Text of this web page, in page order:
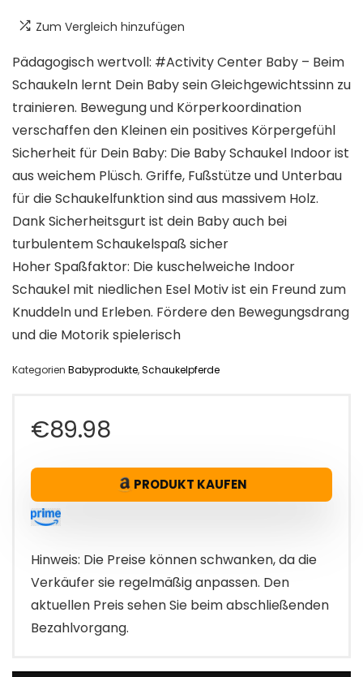
Zum Vergleich hinzufügen
Pädagogisch wertvoll: #Activity Center Baby – Beim
Schaukeln lernt Dein Baby sein Gleichgewichtssinn zu
trainieren. Bewegung und Körperkoordination
verschaffen den Kleinen ein positives Körpergefühl
Sicherheit für Dein Baby: Die Baby Schaukel Indoor ist
aus weichem Plüsch. Griffe, Fußstütze und Unterbau
für die Schaukelfunktion sind aus massivem Holz.
Dank Sicherheitsgurt ist dein Baby auch bei
turbulentem Schaukelspaß sicher
Hoher Spaßfaktor: Die kuschelweiche Indoor
Schaukel mit niedlichen Esel Motiv ist ein Freund zum
Knuddeln und Erleben. Fördere den Bewegungsdrang
und die Motorik spielerisch
Kategorien Babyprodukte,Schaukelpferde
€89.98
PRODUKT KAUFEN
Hinweis: Die Preise können schwanken, da die
Verkäufer sie regelmäßig anpassen. Den
aktuellen Preis sehen Sie beim abschließenden
Bezahlvorgang.